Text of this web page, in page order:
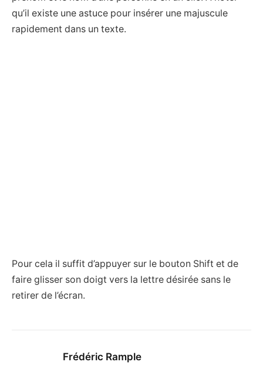
qu’il existe une astuce pour insérer une majuscule
rapidement dans un texte.
Pour cela il suffit d’appuyer sur le bouton Shift et de
faire glisser son doigt vers la lettre désirée sans le
retirer de l’écran.
Frédéric Rample